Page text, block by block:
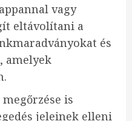
vagy
eltávolítani a
és
amelyek
is
jeleinek elleni